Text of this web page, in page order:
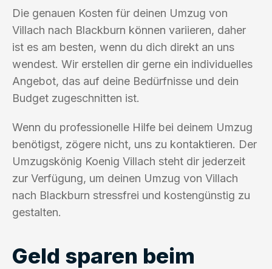
Die genauen Kosten für deinen Umzug von
Villach nach Blackburn können variieren, daher
ist es am besten, wenn du dich direkt an uns
wendest. Wir erstellen dir gerne ein individuelles
Angebot, das auf deine Bedürfnisse und dein
Budget zugeschnitten ist.
Wenn du professionelle Hilfe bei deinem Umzug
benötigst, zögere nicht, uns zu kontaktieren. Der
Umzugskönig Koenig Villach steht dir jederzeit
zur Verfügung, um deinen Umzug von Villach
nach Blackburn stressfrei und kostengünstig zu
gestalten.
Geld sparen beim